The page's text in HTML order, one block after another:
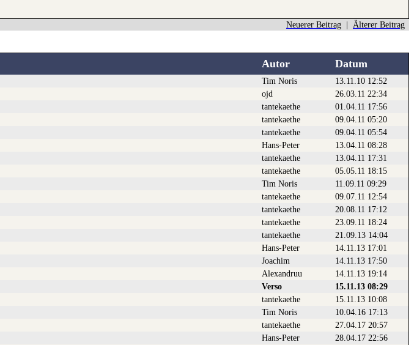
Neuerer Beitrag Älterer Beitrag
Autor Datum
Tim Noris 13.11.10 12:52
ojd 26.03.11 22:34
tantekaethe 01.04.11 17:56
tantekaethe 09.04.11 05:20
tantekaethe 09.04.11 05:54
Hans-Peter 13.04.11 08:28
tantekaethe 13.04.11 17:31
tantekaethe 05.05.11 18:15
Tim Noris 11.09.11 09:29
tantekaethe 09.07.11 12:54
tantekaethe 20.08.11 17:12
tantekaethe 23.09.11 18:24
tantekaethe 21.09.13 14:04
Hans-Peter 14.11.13 17:01
Joachim 14.11.13 17:50
Alexandruu 14.11.13 19:14
Verso 15.11.13 08:29
tantekaethe 15.11.13 10:08
Tim Noris 10.04.16 17:13
tantekaethe 27.04.17 20:57
Hans-Peter 28.04.17 22:56